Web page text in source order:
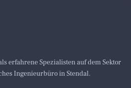
erfahrene Spezialisten auf dem Sektor
Ingenieurbüro in Stendal.